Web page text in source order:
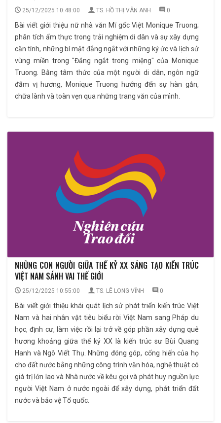
25/12/2025 10:48:00 TS. HỒ THỊ VÂN ANH 0
Bài viết giới thiệu nữ nhà văn Mĩ gốc Việt Monique Truong;
phân tích ẩm thực trong trải nghiệm di dân và sự xây dựng
căn tính, những bí mật đắng ngắt với những ký ức và lịch sử
vùng miền trong ''Đắng ngắt trong miệng'' của Monique
Truong. Bằng tâm thức của một người di dân, ngôn ngữ
đẫm vị hương, Monique Truong hướng đến sự hàn gắn,
chữa lành và toàn vẹn qua những trang văn của mình.
NHỮNG CON NGƯỜI GIỮA THẾ KỶ XX SÁNG TẠO KIẾN TRÚC
VIỆT NAM SÁNH VAI THẾ GIỚI
25/12/2025 10:55:00 TS. LÊ LONG VĨNH 0
Bài viết giới thiệu khái quát lịch sử phát triển kiến trúc Việt
Nam và hai nhân vật tiêu biểu rời Việt Nam sang Pháp du
học, định cư, làm việc rồi lại trở về góp phần xây dựng quê
hương khoảng giữa thế kỷ XX là kiến trúc sư Bùi Quang
Hanh và Ngô Viết Thụ. Những đóng góp, cống hiến của họ
cho đất nước bằng những công trình văn hóa, nghệ thuật có
giá trị lớn lao và Nhà nước về kêu gọi và phát huy nguồn lực
người Việt Nam ở nước ngoài để xây dựng, phát triển đất
nước và bảo vệ Tổ quốc.